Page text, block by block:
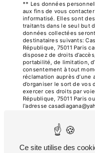
** Les données
aux fins de vous
informatisé. Elles sont
traitants dans le seul but
données collectées
destinataires suivants:
République, 75011 Paris
disposez de droits
portabilité, de limitation,
consentement à tout
réclamation auprès
d’organiser le sort de
exercer ces droits par
République, 75011 Paris
l'adresse
pourra vous être
pendant la période de
de prescription légale
contentieux. Vous avez
d'opposition au
adresse: Bloctel.gouv.fr.
Ce site utilise des